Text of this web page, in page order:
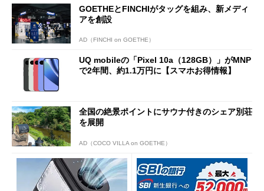
GOETHEとFINCHIがタッグを組み、新メディ
アを創設
AD（FINCHI on GOETHE）
UQ mobileの「Pixel 10a（128GB）」がMNP
で2年間、約1.1万円に【スマホお得情報】
全国の絶景ポイントにサウナ付きのシェア別荘
を展開
AD（COCO VILLA on GOETHE）